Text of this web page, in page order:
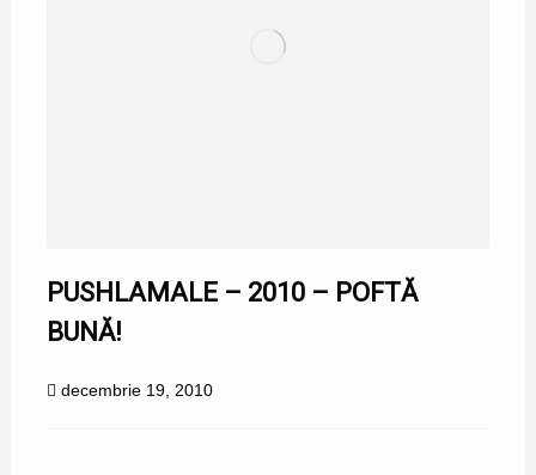
PUSHLAMALE – 2010 – POFTĂ
BUNĂ!
decembrie 19, 2010